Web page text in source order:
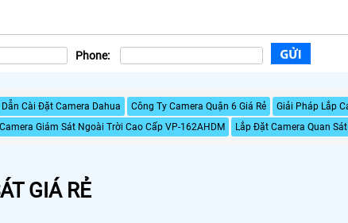
Phone:
Cài Đặt Camera Dahua Công Ty Camera Quận 6 Giá Rẻ Giải Pháp Lắp
Camera Giám Sát Ngoài Trời Cao Cấp VP-162AHDM Lắp Đặt Camera Quan
GIÁ RẺ